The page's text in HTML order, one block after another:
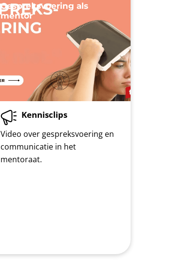
Gespreksvoering als
mentor
Kennisclips
Video over gespreksvoering en
communicatie in het
mentoraat.